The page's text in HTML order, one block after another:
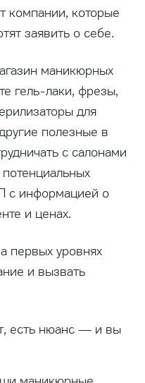
компании, которые
заявить о себе.
маникюрных
гель-лаки, фрезы,
для
полезные в
с салонами
с информацией о
и ценах.
первых уровнях
и вызвать
есть нюанс — и вы